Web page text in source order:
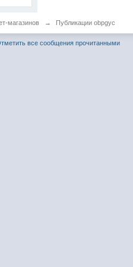
магазинов → Публикации obpgyc
все сообщения прочитанными